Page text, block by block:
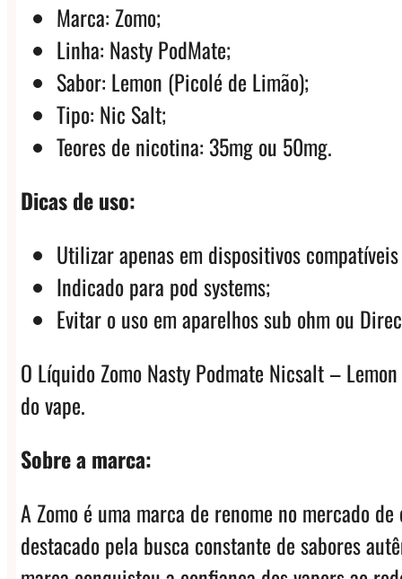
Marca: Zomo;
Linha: Nasty PodMate;
Sabor: Lemon (Picolé de Limão);
Tipo: Nic Salt;
Teores de nicotina: 35mg ou 50mg.
Dicas de uso:
Utilizar apenas em dispositivos
Indicado para pod systems;
Evitar o uso em aparelhos sub ohm ou
O Líquido Zomo Nasty Podmate Nicsalt –
do vape.
Sobre a marca:
A Zomo é uma marca de renome no mercado
destacado pela busca constante de sabores